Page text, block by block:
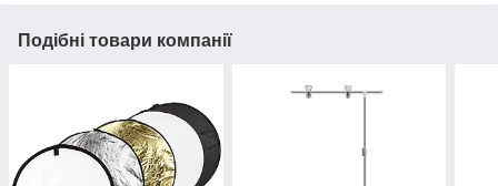
Подібні товари компанії